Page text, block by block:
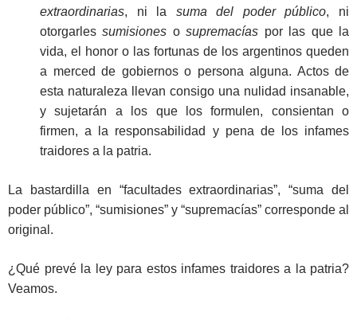
extraordinarias, ni la suma del poder público, ni
otorgarlessumisiones osupremacías por las que la
vida, el honor o las fortunas de los argentinos queden
a merced de gobiernos o persona alguna. Actos de
esta naturaleza llevan consigo una nulidad insanable,
y sujetarán a los que los formulen, consientan o
firmen, a la responsabilidad y pena de los infames
traidores a la patria.
La bastardilla en “facultades extraordinarias”, “suma del
poder público”, “sumisiones” y “supremacías” corresponde al
original.
¿Qué prevé la ley para estos infames traidores a la patria?
Veamos.